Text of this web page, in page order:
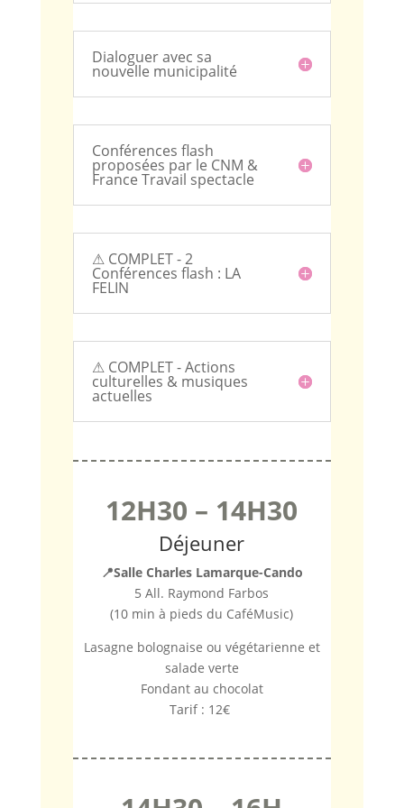
Dialoguer avec sa
nouvelle municipalité
Conférences flash
proposées par le CNM &
France Travail spectacle
⚠ COMPLET - 2
Conférences flash : LA
FELIN
⚠ COMPLET - Actions
culturelles & musiques
actuelles
12H30 – 14H30
Déjeuner
📍Salle Charles Lamarque-Cando
5 All. Raymond Farbos
(10 min à pieds du CaféMusic)
Lasagne bolognaise ou végétarienne et
salade verte
Fondant au chocolat
Tarif : 12€